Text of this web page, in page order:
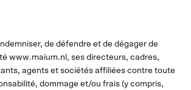
de défendre et de dégager de
www.maium.nl, ses directeurs, cadres,
agents et sociétés affiliées contre toute
dommage et/ou frais (y compris,